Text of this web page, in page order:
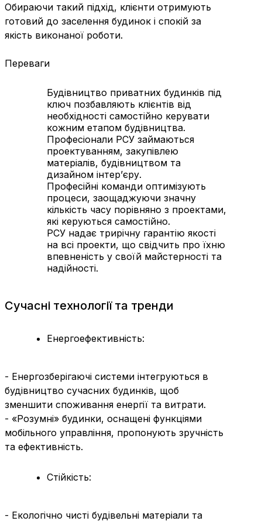
Обираючи такий підхід, клієнти отримують
готовий до заселення будинок і спокій за
якість виконаної роботи.
Переваги
Будівництво приватних будинків під
ключ позбавляють клієнтів від
необхідності самостійно керувати
кожним етапом будівництва.
Професіонали РСУ займаються
проектуванням, закупівлею
матеріалів, будівництвом та
дизайном інтер’єру.
Професійні команди оптимізують
процеси, заощаджуючи значну
кількість часу порівняно з проектами,
які керуються самостійно.
РСУ надає трирічну гарантію якості
на всі проекти, що свідчить про їхню
впевненість у своїй майстерності та
надійності.
Сучасні технології та тренди
Енергоефективність:
- Енергозберігаючі системи інтегруються в
будівництво сучасних будинків, щоб
зменшити споживання енергії та витрати.
- «Розумні» будинки, оснащені функціями
мобільного управління, пропонують зручність
та ефективність.
Стійкість:
- Екологічно чисті будівельні матеріали та